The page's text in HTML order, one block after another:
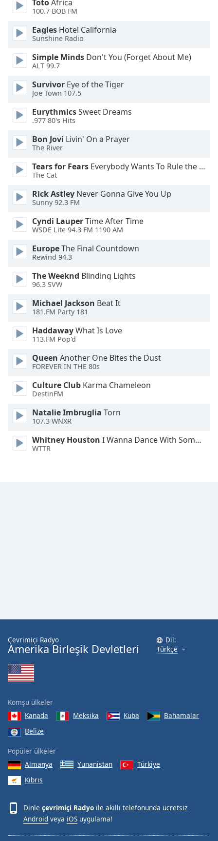
Escape
cancel
window.
Background
Color
Opacity
Caption
Area
Background
Style
Font
Family
Reset
TotoAfrica
100.7 BOB FM
Eagles Hotel California
Sunshine Radio
Simple Minds Don't You (Forget About Me)
ALT 99.7
Survivor Eye of the Tiger
Joe Town 107.5
EurythmicsSweet Dreams
.977 80's Hits
Bon Jovi Livin' On a Prayer
The River
Tears for Fears Everybody Wants To Rule the World
The Cat
Rick Astley Never Gonna Give You Up
Sunny 92.3 FM
Cyndi LauperTime After Time
WSDE Lite 94.3 FM 1190 AM
EuropeThe Final Countdown
Rewind 94.3
The Weeknd Blinding Lights
96.3 SVW
Michael Jackson Beat It
181.FM Party 181
HaddawayWhat Is Love
113.FM Pop'd
Queen Another One Bites the Dust
FOREVER IN THE 80s
Culture Club Karma Chameleon
DestinFM
Natalie Imbruglia Torn
107.3 WNXR
Whitney Houston I Wanna Dance With Somebody
WTTR
Çevrimiçi Radyo
Amerika Birleşik Devletleri
Dil:
Türkçe
Komşu ülkeler
Kanada
Meksika Küba
Bahamalar
Belize
Popüler ülkeler
Almanya
Yunanistan
Türkiye
Kıbrıs
Dinle çevrimiçi Radyo ile akıllı telefonunda ücretsiz
Android veya iOS uygulama!